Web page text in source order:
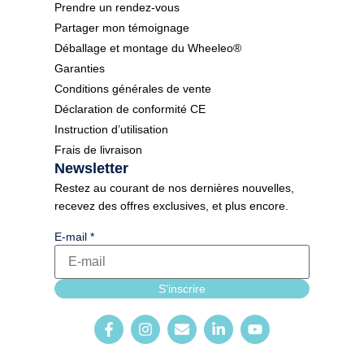
Prendre un rendez-vous
Partager mon témoignage
Déballage et montage du Wheeleo®
Garanties
Conditions générales de vente
Déclaration de conformité CE
Instruction d’utilisation
Frais de livraison
Newsletter
Restez au courant de nos dernières nouvelles,
recevez des offres exclusives, et plus encore.
langue E-mail
Newsletter_form
E-mail*
S'inscrire